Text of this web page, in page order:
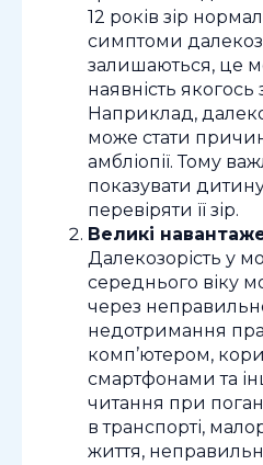
12 років зір
симптоми
залишаються, це
наявність
Наприклад,
може стати
амбліопії. Тому
показувати
перевіряти її зір.
Великі
Далекозорість у
середнього віку
через
недотримання
комп’ютером,
смартфонами та
читання при
в транспорті,
життя,